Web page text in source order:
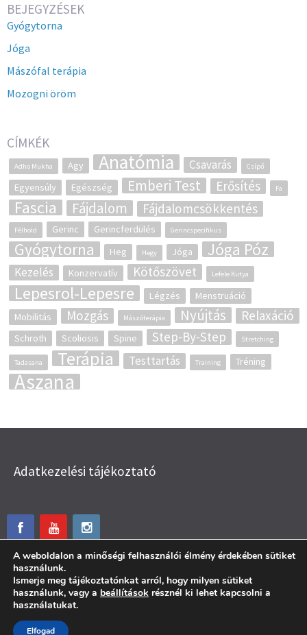
BEJEGYZÉSEK
Gyógytorna
Jóga
Mászófal terápia
Mozogni öröm
CÍMKÉK
Adho Mukha Agy Anatómia Csavarás Csípő
Egyensúly Egészség Emberi Test Erősítés Fa
Fascia Fájdalom Fájdalomcsökkentés
Félhold Gerinc Gerincferdülés Gerincspecifikus
Gyógytorna Heg Hegy Jóga Jóga Póz
Kezelés Konzervatív Kötőszövet Lefele Kutya
Lepesrol-Lepesre Légzés
Menstruáció
Mobilitás
Mozgás Mászóterápia Nyújtás Relaxáció
Schroth Scoliosis Spine Step-By-Step Stretching
Tadasana Terápia Testtartás Training Tréning
Ászana
Adatkezelési tájékoztató
A weboldalon a minőségi felhasználói élmény érdekében sütiket
használunk.
Ismerje meg tájékoztatónkat arról, hogy milyen sütiket
használunk, vagy a beállítások résznél ki lehet kapcsolni a
használatukat.
Elfogad